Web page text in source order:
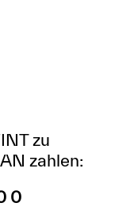
zu
zahlen:
0